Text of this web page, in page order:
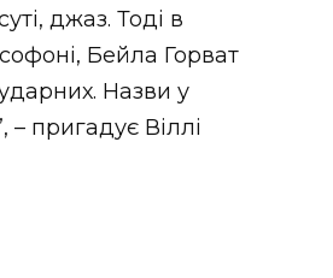
джаз. Тоді в
Бейла Горват
Назви у
пригадує Віллі